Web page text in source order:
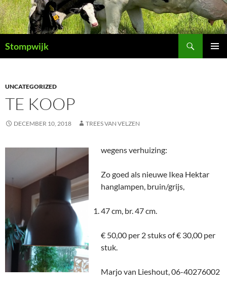
Ga
naar
de
inhoud
Stompwijk
UNCATEGORIZED
TE KOOP
DECEMBER 10, 2018 TREES VAN VELZEN
wegens verhuizing:
Zo goed als nieuwe Ikea Hektar
hanglampen, bruin/grijs,
47 cm, br. 47 cm.
€ 50,00 per 2 stuks of € 30,00 per
stuk.
Marjo van Lieshout, 06-40276002